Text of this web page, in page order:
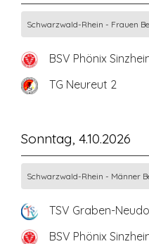
Schwarzwald-Rhein - Frauen
BSV Phönix
TG Neureut 2
Sonntag, 4.10.2026
Schwarzwald-Rhein - Männer
TSV Graben-
BSV Phönix